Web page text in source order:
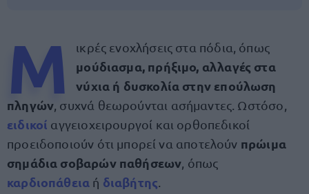
Μ ικρές ενοχλήσεις στα πόδια, όπως
μούδιασμα, πρήξιμο, αλλαγές στα
νύχια ή δυσκολία στην επούλωση
πληγών , συχνά θεωρούνται ασήμαντες. Ωστόσο,
ειδικοί αγγειοχειρουργοί και ορθοπεδικοί
προειδοποιούν ότι μπορεί να αποτελούν πρώιμα
σημάδια σοβαρών παθήσεων , όπως
καρδιοπάθεια ή διαβήτης